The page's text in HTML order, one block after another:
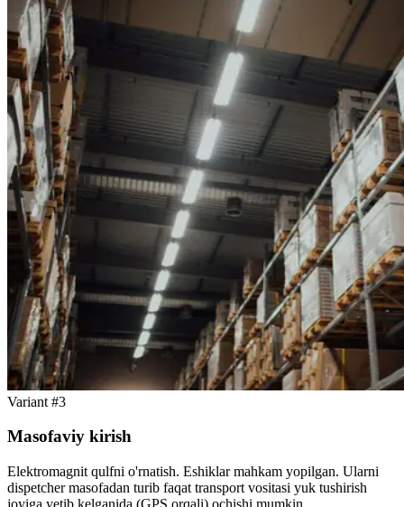
Variant #3
Masofaviy kirish
Elektromagnit qulfni o'rnatish. Eshiklar mahkam yopilgan. Ularni
dispetcher masofadan turib faqat transport vositasi yuk tushirish